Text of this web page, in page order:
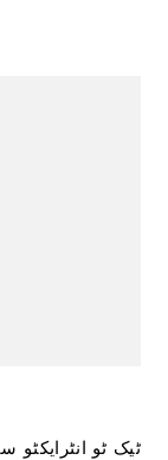
ٹیک ٹو انٹرایکٹو سافٹ ویئر انکارپوریشن نے پیر کو اپنی سالانہ